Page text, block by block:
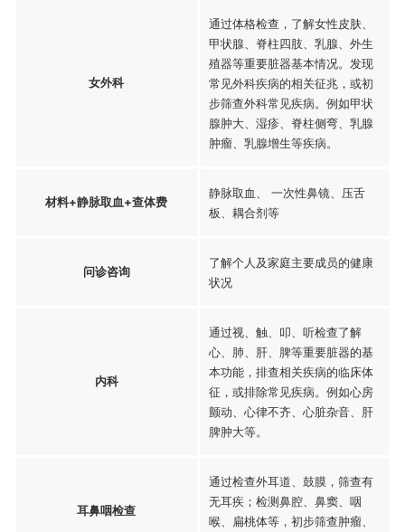
女外科
通过体格检查，了解女性皮肤、
甲状腺、脊柱四肢、乳腺、外生
殖器等重要脏器基本情况。发现
常见外科疾病的相关征兆，或初
步筛查外科常见疾病。例如甲状
腺肿大、湿疹、脊柱侧弯、乳腺
肿瘤、乳腺增生等疾病。
材料+静脉取血+查体费
静脉取血、 一次性鼻镜、压舌
板、耦合剂等
问诊咨询
了解个人及家庭主要成员的健康
状况
内科
通过视、触、叩、听检查了解
心、肺、肝、脾等重要脏器的基
本功能，排查相关疾病的临床体
征，或排除常见疾病。例如心房
颤动、心律不齐、心脏杂音、肝
脾肿大等。
耳鼻咽检查
通过检查外耳道、鼓膜，筛查有
无耳疾；检测鼻腔、鼻窦、咽
喉、扁桃体等，初步筛查肿瘤、